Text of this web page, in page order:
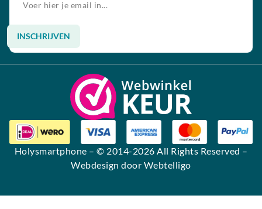
INSCHRIJVEN
Alternative:
Holysmartphone – © 2014-2026 All Rights Reserved –
Webdesign door Webtelligo